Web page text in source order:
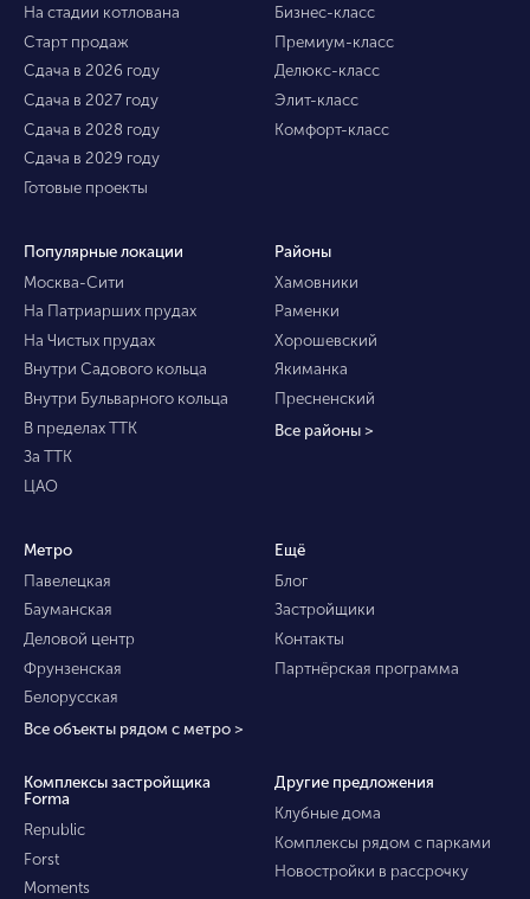
На стадии котлована
Старт продаж
Сдача в 2026 году
Сдача в 2027 году
Сдача в 2028 году
Сдача в 2029 году
Готовые проекты
Бизнес-класс
Премиум-класс
Делюкс-класс
Элит-класс
Комфорт-класс
Популярные локации
Москва-Сити
На Патриарших прудах
На Чистых прудах
Внутри Садового кольца
Внутри Бульварного кольца
В пределах ТТК
За ТТК
ЦАО
Районы
Хамовники
Раменки
Хорошевский
Якиманка
Пресненский
Все районы >
Метро
Павелецкая
Бауманская
Деловой центр
Фрунзенская
Белорусская
Все объекты рядом с метро >
Ещё
Блог
Застройщики
Контакты
Партнёрская программа
Комплексы застройщика
Forma
Republic
Forst
Moments
Другие предложения
Клубные дома
Комплексы рядом с парками
Новостройки в рассрочку